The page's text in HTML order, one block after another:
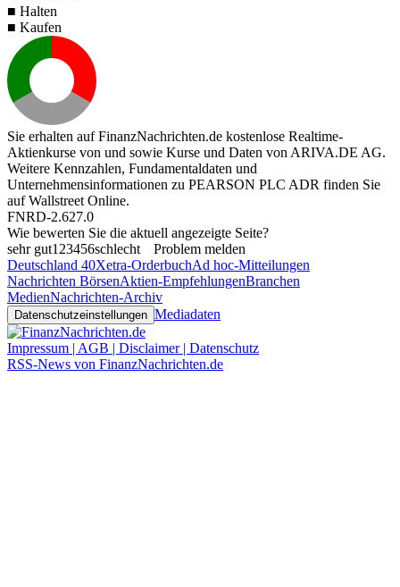
■ Halten
■ Kaufen
Sie erhalten auf FinanzNachrichten.de kostenlose Realtime-
Aktienkurse von und sowie Kurse und Daten von ARIVA.DE AG.
Weitere Kennzahlen, Fundamentaldaten und
Unternehmensinformationen zu PEARSON PLC ADR finden Sie
aufWallstreet Online.
FNRD-2.627.0
Wie bewerten Sie die aktuell angezeigte Seite?
sehr gut1 23456schlecht
Problem melden
Deutschland 40Xetra-OrderbuchAd hoc-Mitteilungen
Nachrichten BörsenAktien-EmpfehlungenBranchen
MedienNachrichten-Archiv
Datenschutzeinstellungen Mediadaten
Impressum | AGB | Disclaimer | Datenschutz
RSS-News von FinanzNachrichten.de